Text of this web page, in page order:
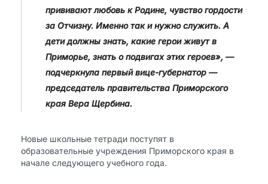
прививают любовь к Родине, чувство гордости
за Отчизну. Именно так и нужно служить. А
дети должны знать, какие герои живут в
Приморье, знать о подвигах этих героев», —
подчеркнула первый вице-губернатор —
председатель правительства Приморского
края Вера Щербина.
Новые школьные тетради поступят в
образовательные учреждения Приморского края в
начале следующего учебного года.